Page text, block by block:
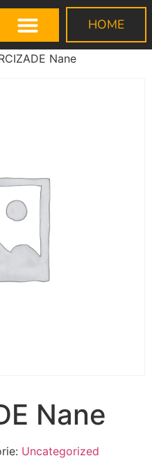
HOME
Nane
Nane
Uncategorized